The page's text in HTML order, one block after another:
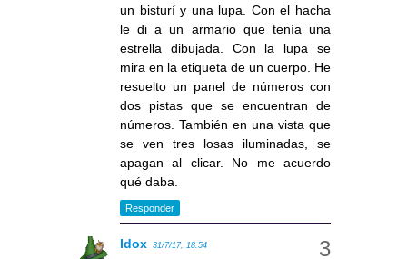
un bisturí y una lupa. Con el hacha
le di a un armario que tenía una
estrella dibujada. Con la lupa se
mira en la etiqueta de un cuerpo. He
resuelto un panel de números con
dos pistas que se encuentran de
números. También en una vista que
se ven tres losas iluminadas, se
apagan al clicar. No me acuerdo
qué daba.
Responder
Idox 31/7/17, 18:54